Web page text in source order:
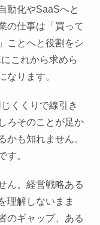
動化やSaaSへと
の仕事は「買って
ことへと役割をシ
これから求めら
なります。
くくりで線引き
ろそのことが足か
かも知れません。
す。
ん。経営戦略ある
理解しないまま
のギャップ、ある